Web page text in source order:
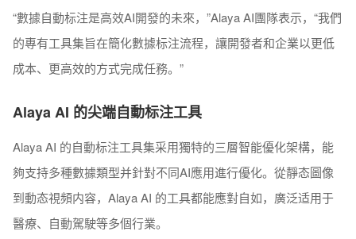
“數據自動标注是高效AI開發的未來，”Alaya AI團隊表示，“我們
的專有工具集旨在簡化數據标注流程，讓開發者和企業以更低
成本、更高效的方式完成任務。”
Alaya AI 的尖端自動标注工具
Alaya AI 的自動标注工具集采用獨特的三層智能優化架構，能
夠支持多種數據類型并針對不同AI應用進行優化。從靜态圖像
到動态視頻内容，Alaya AI 的工具都能應對自如，廣泛适用于
醫療、自動駕駛等多個行業。